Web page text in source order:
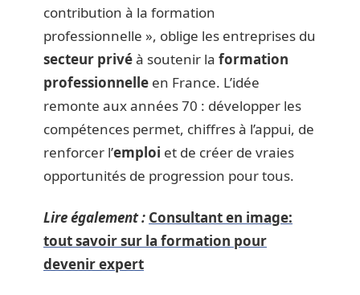
contribution à la formation
professionnelle », oblige les entreprises du
secteur privéà soutenir la formation
professionnelle en France. L’idée
remonte aux années 70 : développer les
compétences permet, chiffres à l’appui, de
renforcer l’emploi et de créer de vraies
opportunités de progression pour tous.
Lire également : Consultant en image:
tout savoir sur la formation pour
devenir expert